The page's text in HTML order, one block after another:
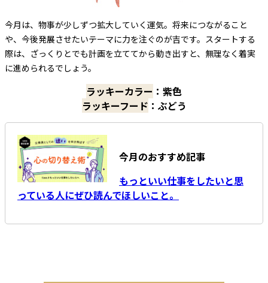
今月は、物事が少しずつ拡大していく運気。将来につながること
や、今後発展させたいテーマに力を注ぐのが吉です。スタートする
際は、ざっくりとでも計画を立ててから動き出すと、無理なく着実
に進められるでしょう。
ラッキーカラー ：紫色
ラッキーフード ：ぶどう
今月のおすすめ記事
もっといい仕事をしたいと思
っている人にぜひ読んでほしいこと。